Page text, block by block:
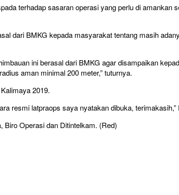
terhadap sasaran operasi yang perlu di amankan
dari BMKG kepada masyarakat tentang masih
ini berasal dari BMKG agar disampaikan
aman minimal 200 meter,” tuturnya.
2019.
resmi latpraops saya nyatakan dibuka,
Biro Operasi dan Ditintelkam. (Red)